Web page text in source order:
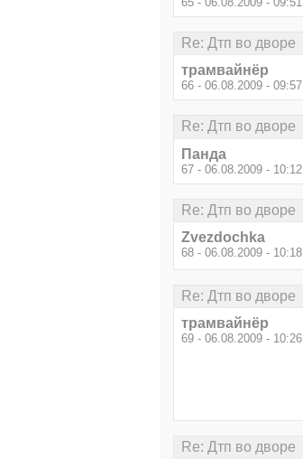
Re: Дтп во дворе
трамвайнёр
66 - 06.08.2009 - 09:57
Re: Дтп во дворе
Панда
67 - 06.08.2009 - 10:12
Re: Дтп во дворе
Zvezdochka
68 - 06.08.2009 - 10:18
Re: Дтп во дворе
трамвайнёр
69 - 06.08.2009 - 10:26
Re: Дтп во дворе